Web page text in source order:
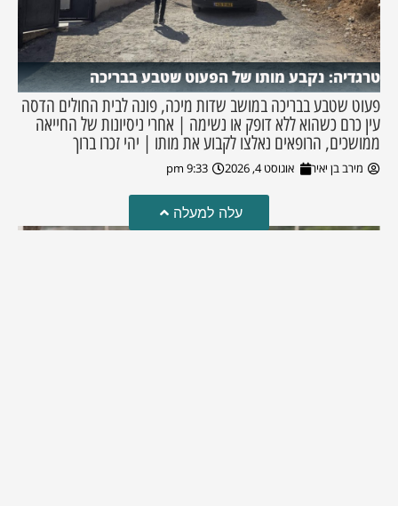
טרגדיה: נקבע מותו של הפעוט שטבע בבריכה
פעוט שטבע בבריכה במושב שדות מיכה, פונה לבית החולים הדסה
עין כרם כשהוא ללא דופק או נשימה | אחרי ניסיונות של החייאה
ממושכים, הרופאים נאלצו לקבוע את מותו | יהי זכרו ברוך
מירב בן יאיר אוגוסט 4, 2026 9:33 pm
עלה למעלה